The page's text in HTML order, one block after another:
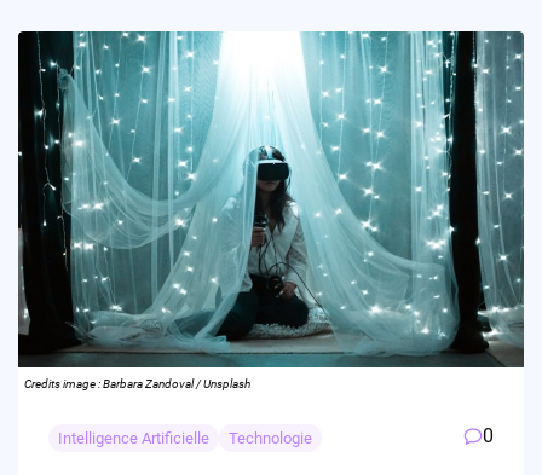
Credits image : Barbara Zandoval / Unsplash
Intelligence Artificielle Technologie 0